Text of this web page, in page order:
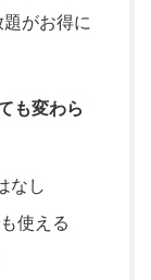
がお得に
も変わら
なし
使える